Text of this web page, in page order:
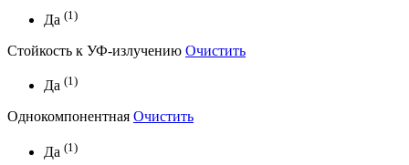
Да (1)
Стойкость к УФ-излучению Очистить
Да (1)
Однокомпонентная Очистить
Да (1)